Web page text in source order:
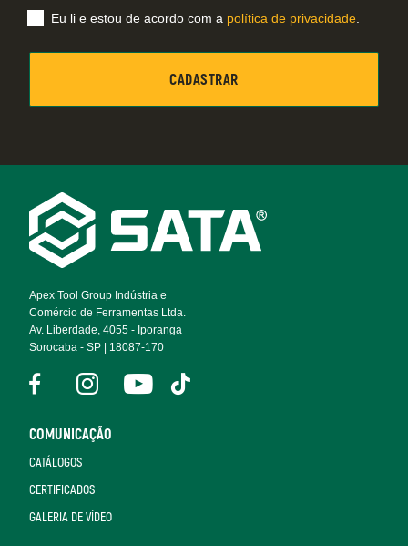
Footer
Navigation
Apex Tool Group Indústria e
Comércio de Ferramentas Ltda.
Av. Liberdade, 4055 - Iporanga
Sorocaba - SP | 18087-170
COMUNICAÇÃO
CATÁLOGOS
CERTIFICADOS
GALERIA DE VÍDEO
Eu li e estou de acordo com a política de privacidade